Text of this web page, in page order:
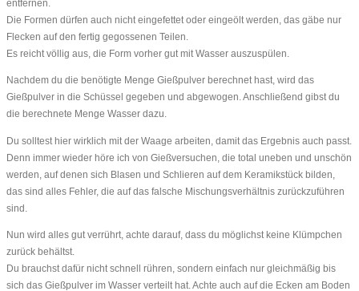
entfernen.
Die Formen dürfen auch nicht eingefettet oder eingeölt werden, das gäbe nur
Flecken auf den fertig gegossenen Teilen.
Es reicht völlig aus, die Form vorher gut mit Wasser auszuspülen.
Nachdem du die benötigte Menge Gießpulver berechnet hast, wird das
Gießpulver in die Schüssel gegeben und abgewogen. Anschließend gibst du
die berechnete Menge Wasser dazu.
Du solltest hier wirklich mit der Waage arbeiten, damit das Ergebnis auch passt.
Denn immer wieder höre ich von Gießversuchen, die total uneben und unschön
werden, auf denen sich Blasen und Schlieren auf dem Keramikstück bilden,
das sind alles Fehler, die auf das falsche Mischungsverhältnis zurückzuführen
sind.
Nun wird alles gut verrührt, achte darauf, dass du möglichst keine Klümpchen
zurück behältst.
Du brauchst dafür nicht schnell rühren, sondern einfach nur gleichmäßig bis
sich das Gießpulver im Wasser verteilt hat. Achte auch auf die Ecken am Boden